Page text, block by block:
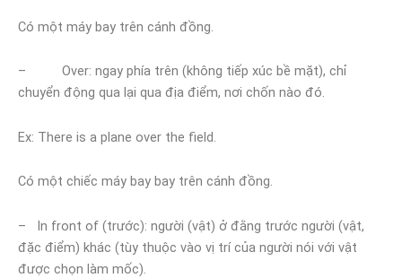
Có một máy bay trên cánh đồng.
– Over: ngay phía trên (không tiếp xúc bề mặt), chỉ
chuyển động qua lại qua địa điểm, nơi chốn nào đó.
Ex: There is a plane over the field.
Có một chiếc máy bay bay trên cánh đồng.
– In front of (trước): người (vật) ở đằng trước người (vật,
đặc điểm) khác (tùy thuộc vào vị trí của người nói với vật
được chọn làm mốc).